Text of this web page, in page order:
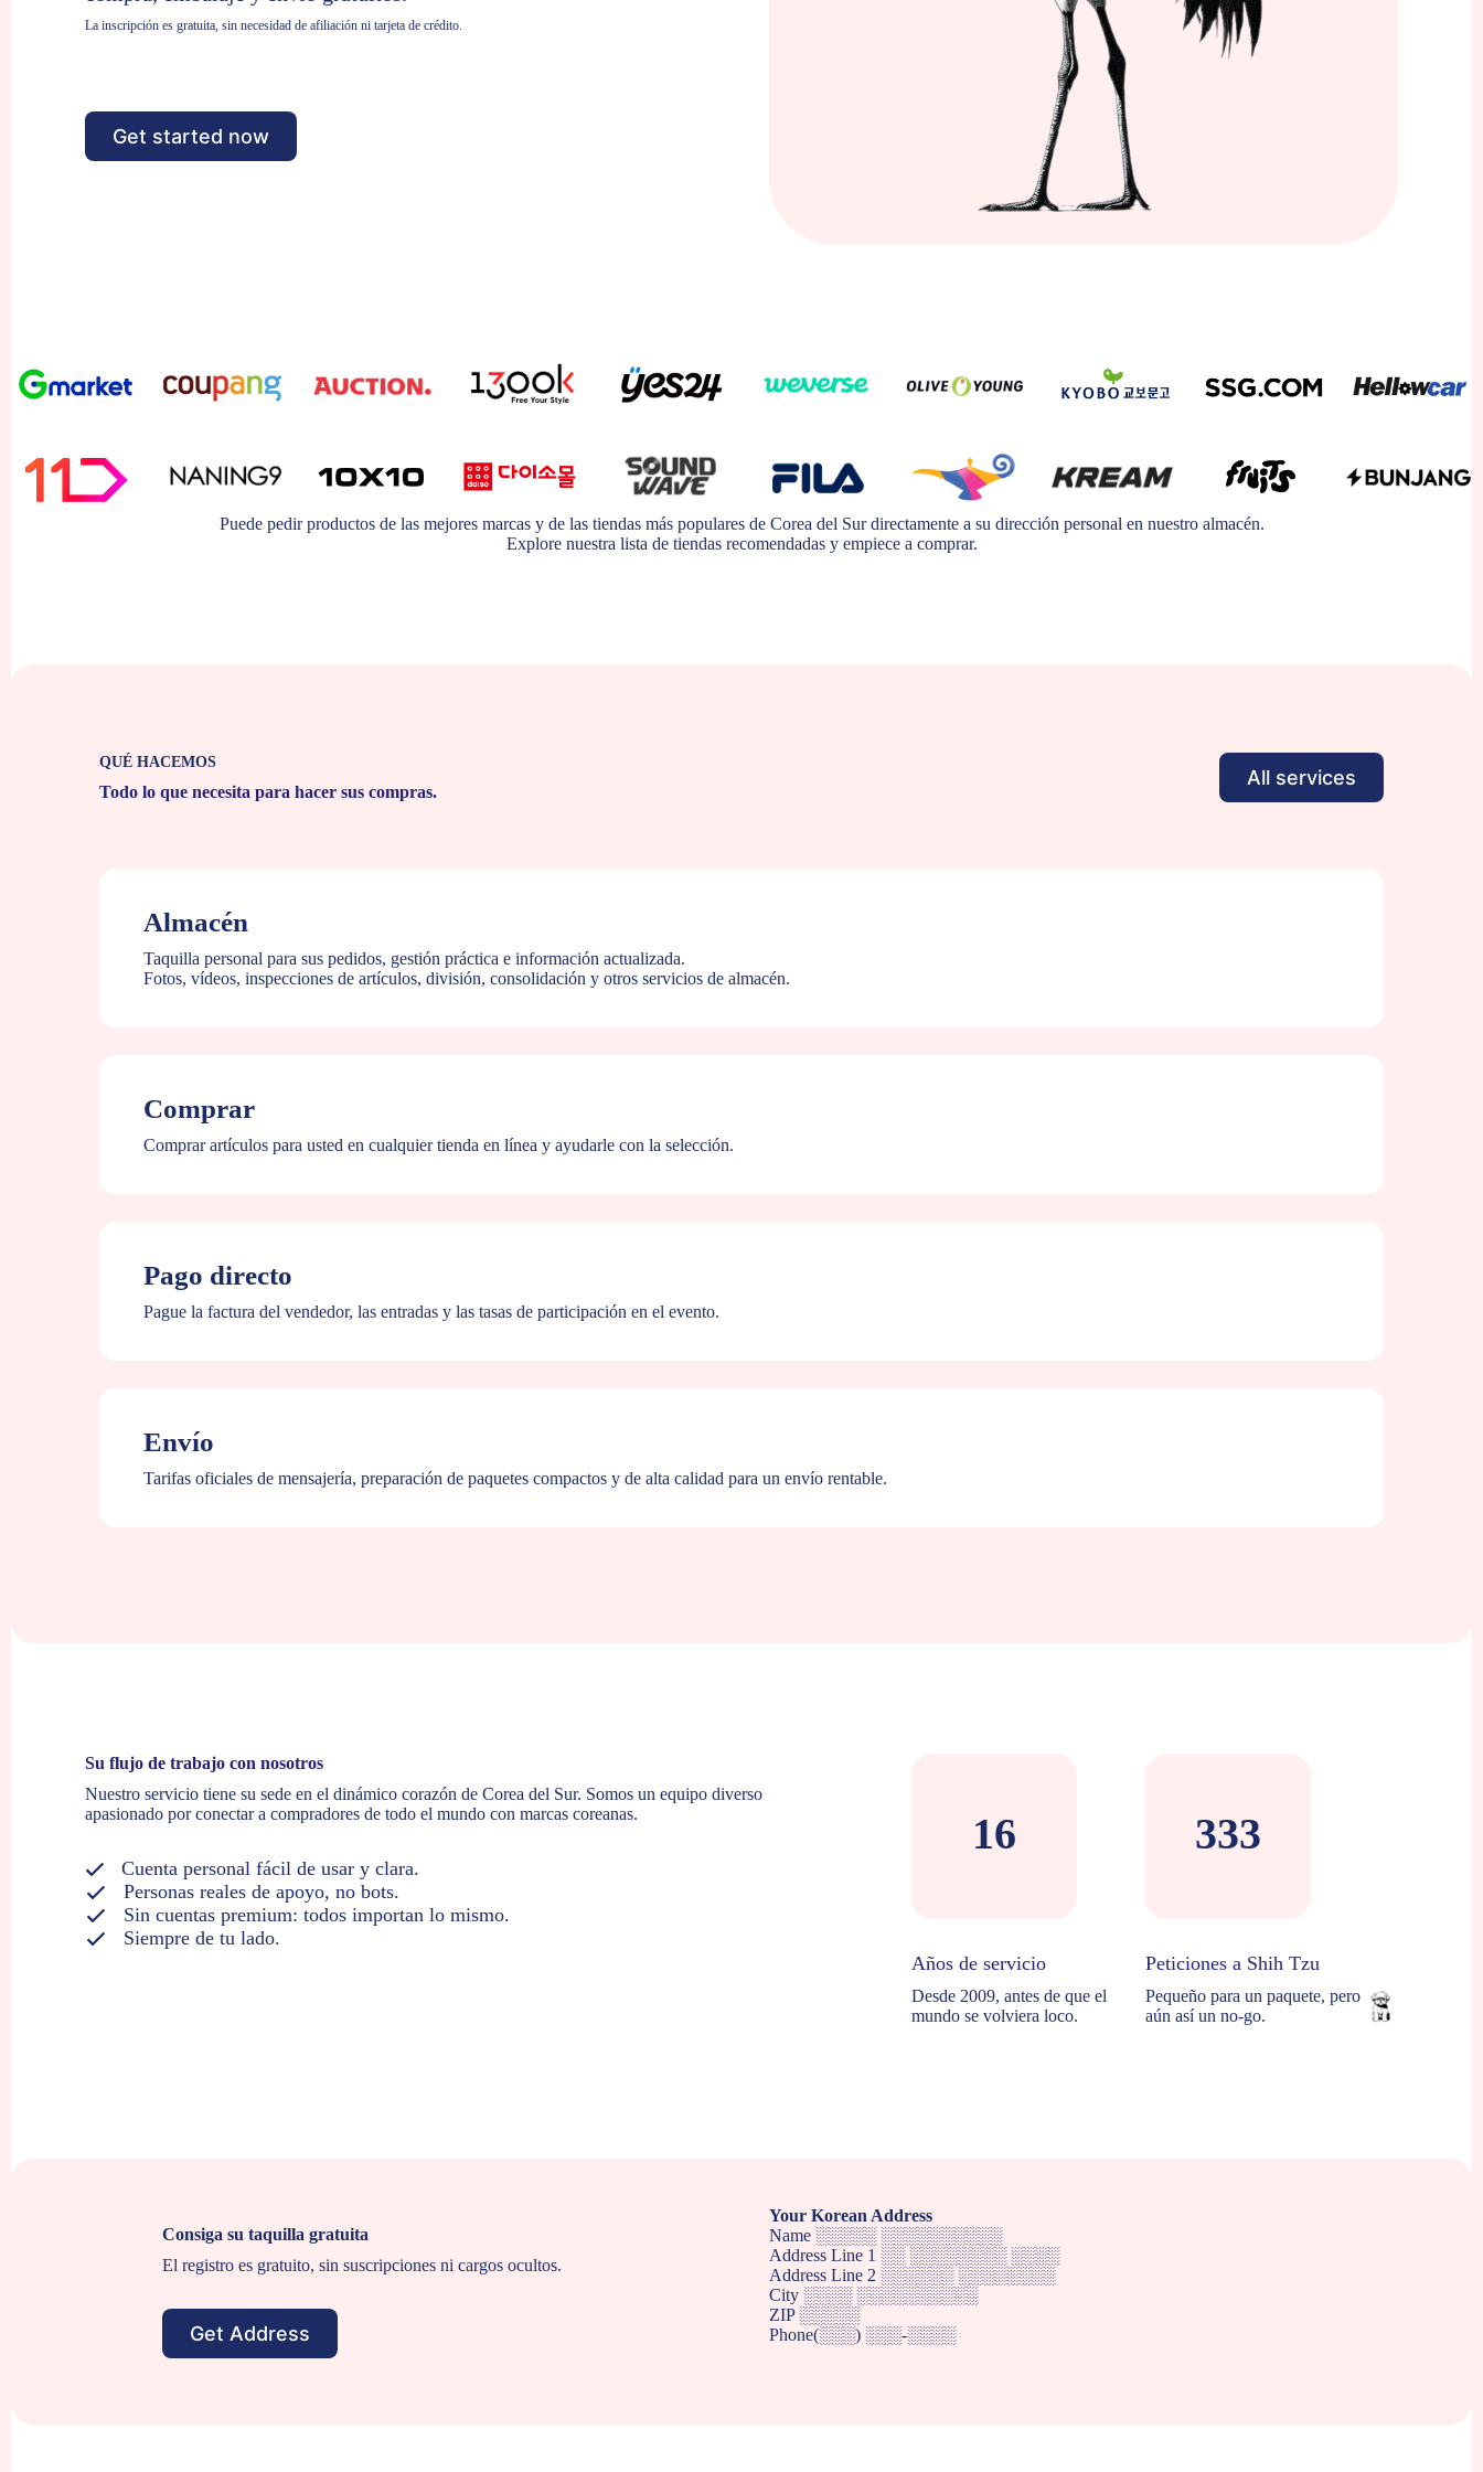
La inscripción es gratuita, sin necesidad de afiliación ni tarjeta de crédito.
Get started now
Puede pedir productos de las mejores marcas y de las tiendas más populares de Corea del Sur directamente a su dirección personal en nuestro almacén.
Explore nuestra lista de tiendas recomendadas y empiece a comprar.
QUÉ HACEMOS
Todo lo que necesita para hacer sus compras.
All services
Almacén
Taquilla personal para sus pedidos, gestión práctica e información actualizada.
Fotos, vídeos, inspecciones de artículos, división, consolidación y otros servicios de almacén.
Comprar
Comprar artículos para usted en cualquier tienda en línea y ayudarle con la selección.
Pago directo
Pague la factura del vendedor, las entradas y las tasas de participación en el evento.
Envío
Tarifas oficiales de mensajería, preparación de paquetes compactos y de alta calidad para un envío rentable.
Su flujo de trabajo con nosotros
Nuestro servicio tiene su sede en el dinámico corazón de Corea del Sur. Somos un equipo diverso
apasionado por conectar a compradores de todo el mundo con marcas coreanas.
Cuenta personal fácil de usar y clara.
Personas reales de apoyo, no bots.
Sin cuentas premium: todos importan lo mismo.
Siempre de tu lado.
16
Años de servicio
Desde 2009, antes de que el
mundo se volviera loco.
333
Peticiones a Shih Tzu
Pequeño para un paquete, pero
aún así un no-go.
Consiga su taquilla gratuita
El registro es gratuito, sin suscripciones ni cargos ocultos.
Get Address
Your Korean Address
Name ░░░░░ ░░░░░░░░░░
Address Line 1 ░░ ░░░░░░░░ ░░░░
Address Line 2 ░░░░░░ ░░░░░░░░
City ░░░░ ░░░░░░░░░░
ZIP ░░░░░
Phone(░░░) ░░░-░░░░